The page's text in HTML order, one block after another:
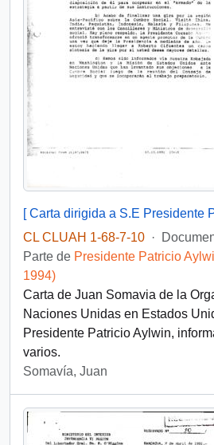
[ Carta dirigida a S.E Presidente
CL CLUAH 1-68-7-10 ·
Parte de Presidente Patricio
1994)
Carta de Juan Somavia de la
Naciones Unidas en Estados
Presidente Patricio Aylwin,
varios.
Somavía, Juan